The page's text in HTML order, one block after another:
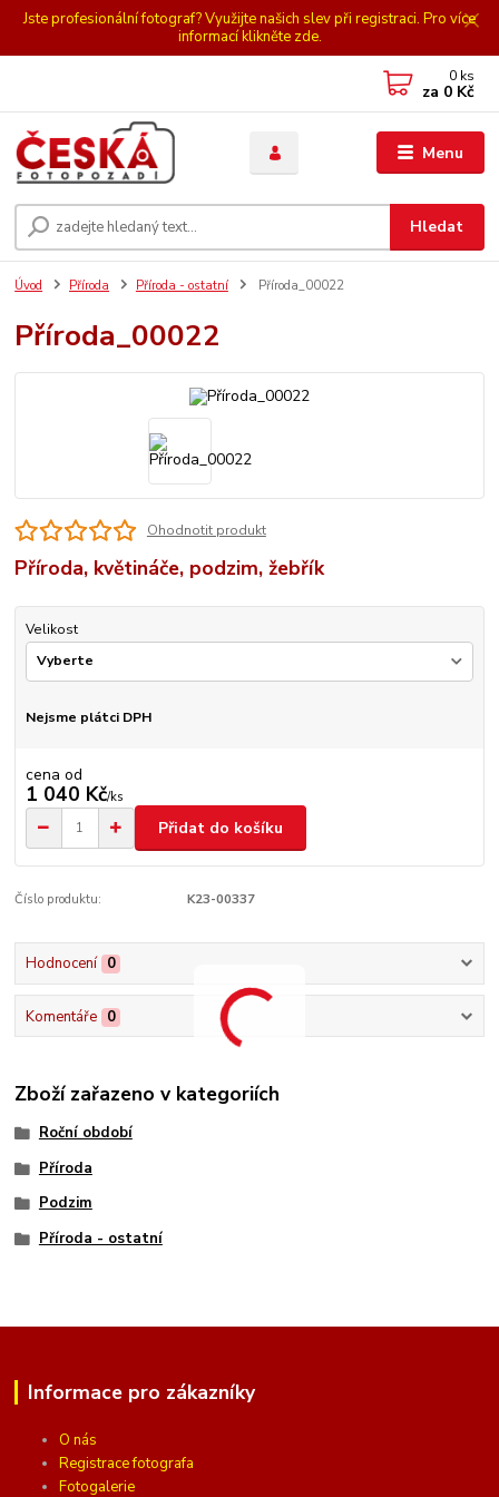
Jste profesionální fotograf? Využijte našich slev při registraci. Pro více
informací klikněte zde.
Menu
Hledat
0 ks
za 0 Kč
Úvod Příroda Příroda - ostatní Příroda_00022
Příroda_00022
Ohodnotit produkt
Příroda, květináče, podzim, žebřík
Velikost
Nejsme plátci DPH
cena od
1 040 Kč/ks
Přidat do košíku
Číslo produktu: K23-00337
Hodnocení 0
Komentáře 0
Zboží zařazeno v kategoriích
Roční období
Příroda
Podzim
Příroda - ostatní
Informace pro zákazníky
O nás
Registrace fotografa
Fotogalerie